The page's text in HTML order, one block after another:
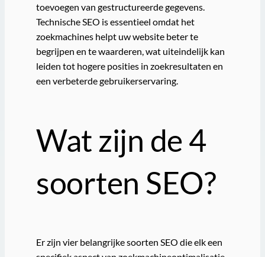
toevoegen van gestructureerde gegevens.
Technische SEO is essentieel omdat het
zoekmachines helpt uw website beter te
begrijpen en te waarderen, wat uiteindelijk kan
leiden tot hogere posities in zoekresultaten en
een verbeterde gebruikerservaring.
Wat zijn de 4
soorten SEO?
Er zijn vier belangrijke soorten SEO die elk een